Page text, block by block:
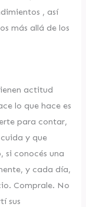
, así
más allá de los
actitud
lo que hace es
para contar,
y que
si conocés una
y cada día,
Comprale. No
sus